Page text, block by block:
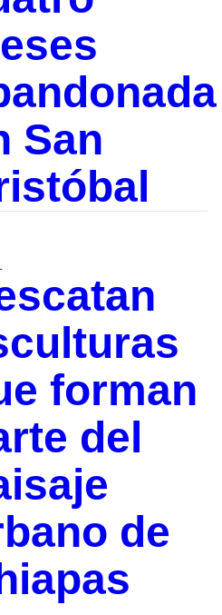
San
forman
del
de